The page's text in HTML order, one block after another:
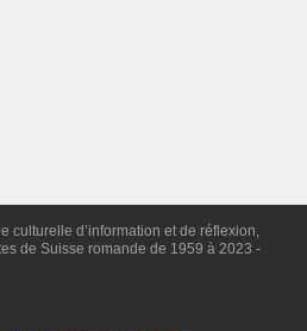
culturelle d’information et de réflexion,
de Suisse romande de 1959 à 2023 -